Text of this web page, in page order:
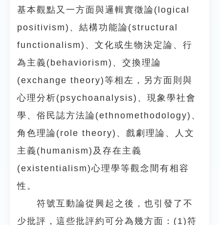
基本觀點又一方面與邏輯實徵論(logical
positivism)、結構功能論(structural
functionalism)、文化或生物決定論、行
為主義(behaviorism)、交換理論
(exchange theory)等相左，另方面則與
心理分析(psychoanalysis)、現象學社會
學、俗民誌方法論(ethnomethodology)、
角色理論(role theory)、戲劇理論、人文
主義(humanism)及存在主義
(existentialism)心理學等觀念間有相容
性。
符號互動論從興起之後，也引發了不
少批評，這些批評約可分為幾方面：(1)符